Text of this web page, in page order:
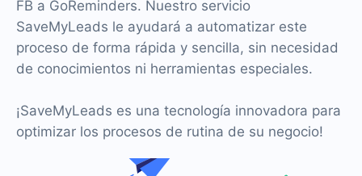
FB a GoReminders. Nuestro servicio
SaveMyLeads le ayudará a automatizar este
proceso de forma rápida y sencilla, sin necesidad
de conocimientos ni herramientas especiales.
¡SaveMyLeads es una tecnología innovadora para
optimizar los procesos de rutina de su negocio!